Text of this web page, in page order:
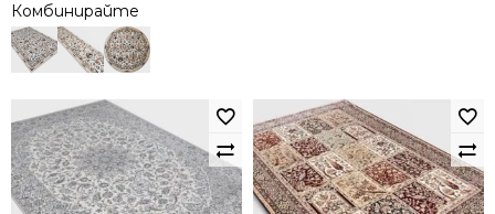
Комбинирайте